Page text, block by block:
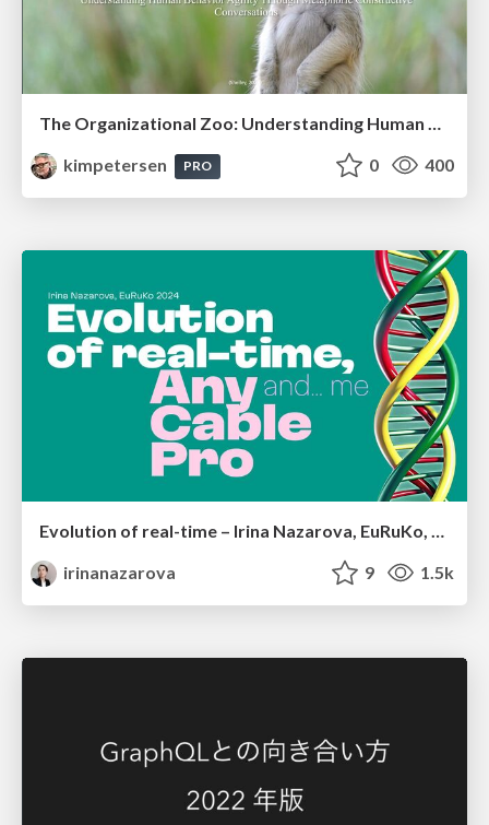
The Organizational Zoo: Understanding Human Behavior Agility Through Metaphoric Constructive Conversations (based on the works of Arthur Shelley, Ph.D)
kimpetersen
PRO 0 400
Evolution of real-time – Irina Nazarova, EuRuKo, 2024
irinanazarova
9 1.5k